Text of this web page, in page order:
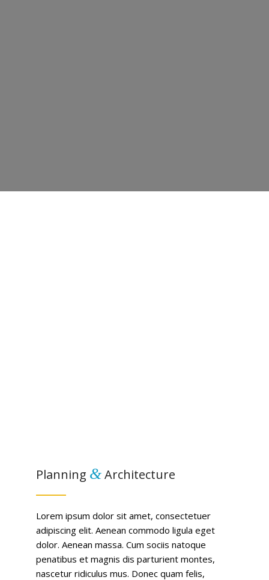
Planning &Architecture
Lorem ipsum dolor sit amet, consectetuer
adipiscing elit. Aenean commodo ligula eget
dolor. Aenean massa. Cum sociis natoque
penatibus et magnis dis parturient montes,
nascetur ridiculus mus. Donec quam felis,